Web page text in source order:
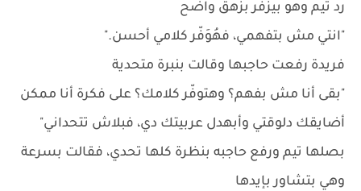
رد تيم وهو بيزفر بزهق واضح
"انتي مش بتفهمي، فهُوَفّر كلامي أحسن."
فريدة رفعت حاجبها وقالت بنبرة متحدية
"بقى أنا مش بفهم؟ وهتوفّر كلامك؟ على فكرة أنا ممكن
أضايقك دلوقتي وأبهدل عربيتك دي، فبلاش تتحداني"
بصلها تيم ورفع حاجبه بنظرة كلها تحدي، فقالت بسرعة
وهي بتشاور بإيدها